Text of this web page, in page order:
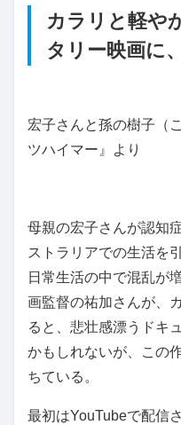
カラリと軽や
タリー映画に
宏子さんと孫の樹子（
ツハイマー』より
母親の宏子さんが認知
ストラリアでの生活を
日常生活の中で混乱が
画監督の祐加さんが、
ると、悲壮感漂うドキ
かもしれないが、この
ちている。
最初はYouTubeで配信